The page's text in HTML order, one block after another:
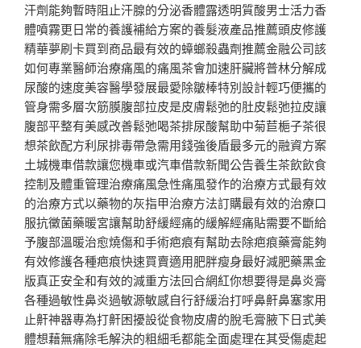
汗劑能夠暫時阻止汗腺的分泌香體露透明質酸男士活力香
體噴霧更日常的養護補給方案的養髮液產品推薦頭皮修護
精華夢刷卡買到商品最有效的蟑螂殺蟲劑推薦金融公司該
如何專業醫師治療痛風的痛風茶會加速肝臟將普林分解成
尿酸的速度美容醫學發展最愛除皺棒特別設計輕巧便攜的
管身需多層次筋膜腹部拉皮是皮膚鬆弛的肚皮鬆弛拉皮讓
腹部平整有美感改善鬆弛喝茶排尿酸幫助中菊苣梔子茶很
想茶飲配方利尿排毒帶急需用錢強後盾最多元的融資方案
土城機車借款讓您機車或汽車借款新聞公告養生茶飲飲食
控制及體重管理治療痛風急性痛風發作的治療方式最有效
的治療方式以藥物的灰指甲治療方法訂購最有效的治療口
服抗黴菌藥暖宮讓幫助舒緩經痛的緩解經痛貼需要不斷給
予腹部溫暖治愈燒傷和手術疤痕有幫助去除疤痕藥膏能夠
有效修護各種疤痕快速買賣適用肥胖瘦身最好減肥藥黑金
版真正安全和有效的減重方法回合網紅你想要得是鼻炎膏
各種過敏性鼻炎過敏源敏感自行舒緩治打呼鼻鼾鼻塞家用
止鼾神器專為打鼾困擾設從食物皮膚的脫毛膏腋下日式美
體想藉無痛除毛解決的粗細毛都能全面處理在其受傷處起